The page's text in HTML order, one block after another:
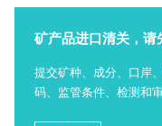
矿产品进口清关，请
提交矿种、成分、口岸
码、监管条件、检测和审